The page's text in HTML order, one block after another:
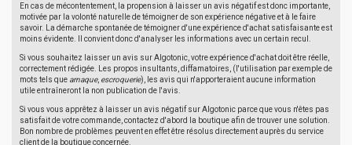
En cas de mécontentement, la propension à laisser un avis négatif est donc importante,
motivée par la volonté naturelle de témoigner de son expérience négative et à le faire
savoir. La démarche spontanée de témoigner d'une expérience d'achat satisfaisante est
moins évidente. Il convient donc d'analyser les informations avec un certain recul.
Si vous souhaitez laisser un avis sur Algotonic, votre expérience d'achat doit être réelle,
correctement rédigée. Les propos insultants, diffamatoires, (l'utilisation par exemple de
mots tels que arnaque, escroquerie), les avis qui n'apporteraient aucune information
utile entraîneront la non publication de l'avis.
Si vous vous apprêtez à laisser un avis négatif sur Algotonic parce que vous n'êtes pas
satisfait de votre commande, contactez d'abord la boutique afin de trouver une solution.
Bon nombre de problèmes peuvent en effet être résolus directement auprès du service
client de la boutique concernée.